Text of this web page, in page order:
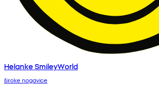
Helanke SmileyWorld
široke nogavice